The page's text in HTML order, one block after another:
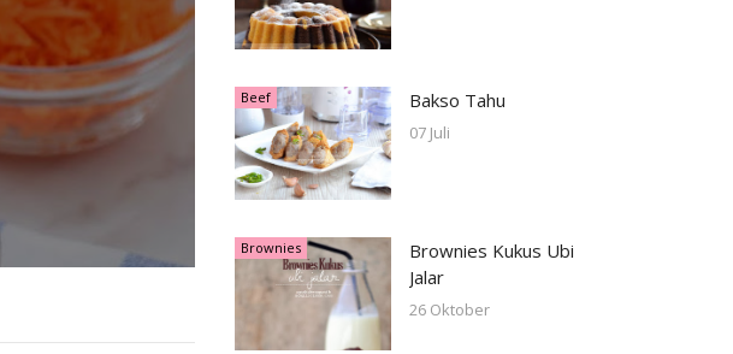
Beef Bakso Tahu
07 Juli
Brownies
Brownies Kukus Ubi
Jalar
26 Oktober